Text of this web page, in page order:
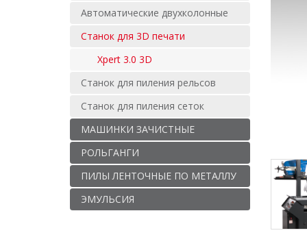
Автоматические двухколонные
Станок для 3D печати
Xpert 3.0 3D
Станок для пиления рельсов
Станок для пиления сеток
МАШИНКИ ЗАЧИСТНЫЕ
РОЛЬГАНГИ
ПИЛЫ ЛЕНТОЧНЫЕ ПО МЕТАЛЛУ
ЭМУЛЬСИЯ